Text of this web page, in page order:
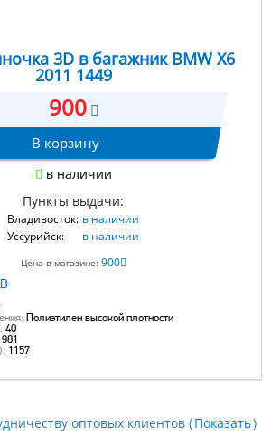
3D в багажник BMW X6
2011 1449
900
В корзину
в наличии
Пункты выдачи:
Владивосток: в наличии
Уссурийск:
в наличии
Цена в магазине: 900
Полиэтилен высокой плотности
40
981
1157
оптовых клиентов ( )